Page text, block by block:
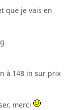
que je vais en
à 148 in sur prix
merci